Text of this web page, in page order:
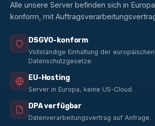
Alle unsere Server befinden sich in
konform, mit
DSGVO-konform
Vollständige Einhaltung der europäischen
Datenschutzgesetze.
EU-Hosting
Server in Europa, keine US-Cloud.
DPA verfügbar
Datenverarbeitungsvertrag auf Anfrage.